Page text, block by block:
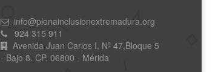
info@plenainclusionextremadura.org
924 315 911
Avenida Juan Carlos I, Nº 47,Bloque 5
- Bajo 8. CP. 06800 - Mérida